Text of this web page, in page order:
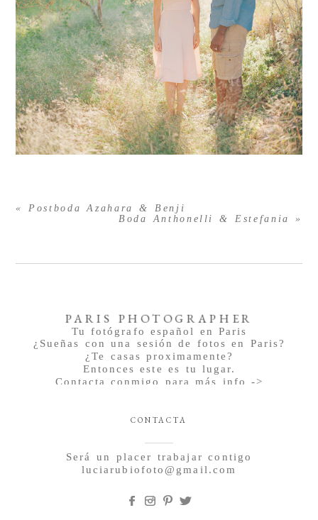
«
Postboda Azahara & Benji
Boda Anthonelli & Estefania
»
Tu fotógrafo español en Paris
¿Sueñas con una sesión de fotos en Paris?
¿Te casas proximamente?
Entonces este es tu lugar.
Contacta conmigo para más info ->
PARIS PHOTOGRAPHER
Será un placer trabajar contigo
luciarubiofoto@gmail.com
CONTACTA